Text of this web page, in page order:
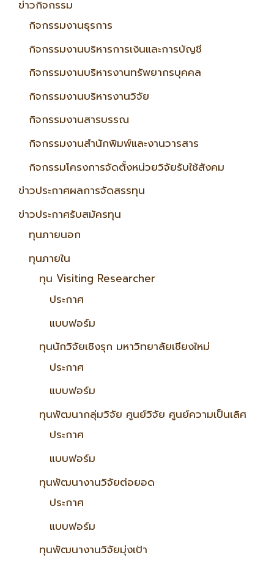
ข่าวกิจกรรม
กิจกรรมงานธุรการ
กิจกรรมงานบริหารการเงินและการบัญชี
กิจกรรมงานบริหารงานทรัพยากรบุคคล
กิจกรรมงานบริหารงานวิจัย
กิจกรรมงานสารบรรณ
กิจกรรมงานสำนักพิมพ์และงานวารสาร
กิจกรรมโครงการจัดตั้งหน่วยวิจัยรับใช้สังคม
ข่าวประกาศผลการจัดสรรทุน
ข่าวประกาศรับสมัครทุน
ทุนภายนอก
ทุนภายใน
ทุน Visiting Researcher
ประกาศ
แบบฟอร์ม
ทุนนักวิจัยเชิงรุก มหาวิทยาลัยเชียงใหม่
ประกาศ
แบบฟอร์ม
ทุนพัฒนากลุ่มวิจัย ศูนย์วิจัย ศูนย์ความเป็นเลิศ
ประกาศ
แบบฟอร์ม
ทุนพัฒนางานวิจัยต่อยอด
ประกาศ
แบบฟอร์ม
ทุนพัฒนางานวิจัยมุ่งเป้า